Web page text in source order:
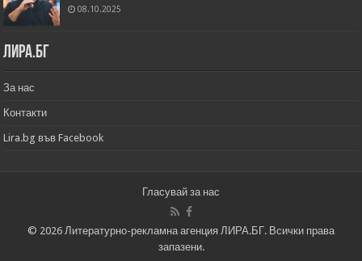
08.10.2025
Лира.бг
За нас
Контакти
Lira.bg във Facebook
Гласувай за нас
© 2026 Литературно-рекламна агенция ЛИРА.БГ. Всички права
запазени.